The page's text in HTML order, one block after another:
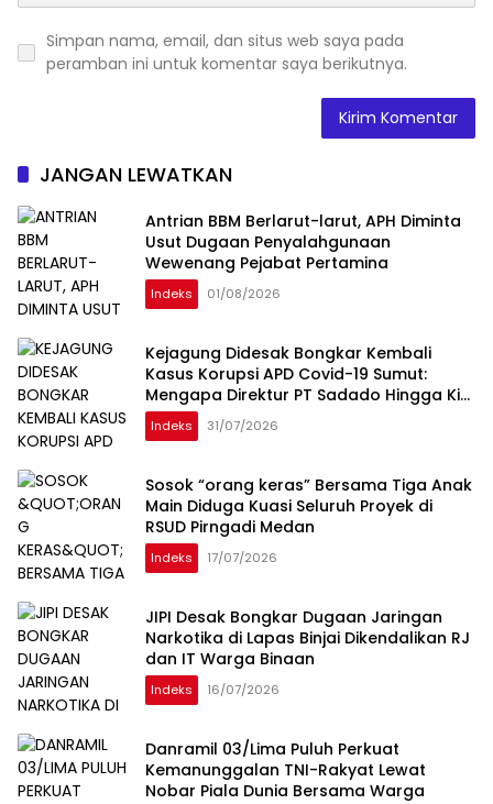
Simpan nama, email, dan situs web saya pada
peramban ini untuk komentar saya berikutnya.
JANGAN LEWATKAN
Antrian BBM Berlarut-larut, APH Diminta
Usut Dugaan Penyalahgunaan
Wewenang Pejabat Pertamina
Indeks 01/08/2026
Kejagung Didesak Bongkar Kembali
Kasus Korupsi APD Covid-19 Sumut:
Mengapa Direktur PT Sadado Hingga Kini
Tak Tersentuh?
Indeks 31/07/2026
Sosok “orang keras” Bersama Tiga Anak
Main Diduga Kuasi Seluruh Proyek di
RSUD Pirngadi Medan
Indeks 17/07/2026
JIPI Desak Bongkar Dugaan Jaringan
Narkotika di Lapas Binjai Dikendalikan RJ
dan IT Warga Binaan
Indeks 16/07/2026
Danramil 03/Lima Puluh Perkuat
Kemanunggalan TNI-Rakyat Lewat
Nobar Piala Dunia Bersama Warga